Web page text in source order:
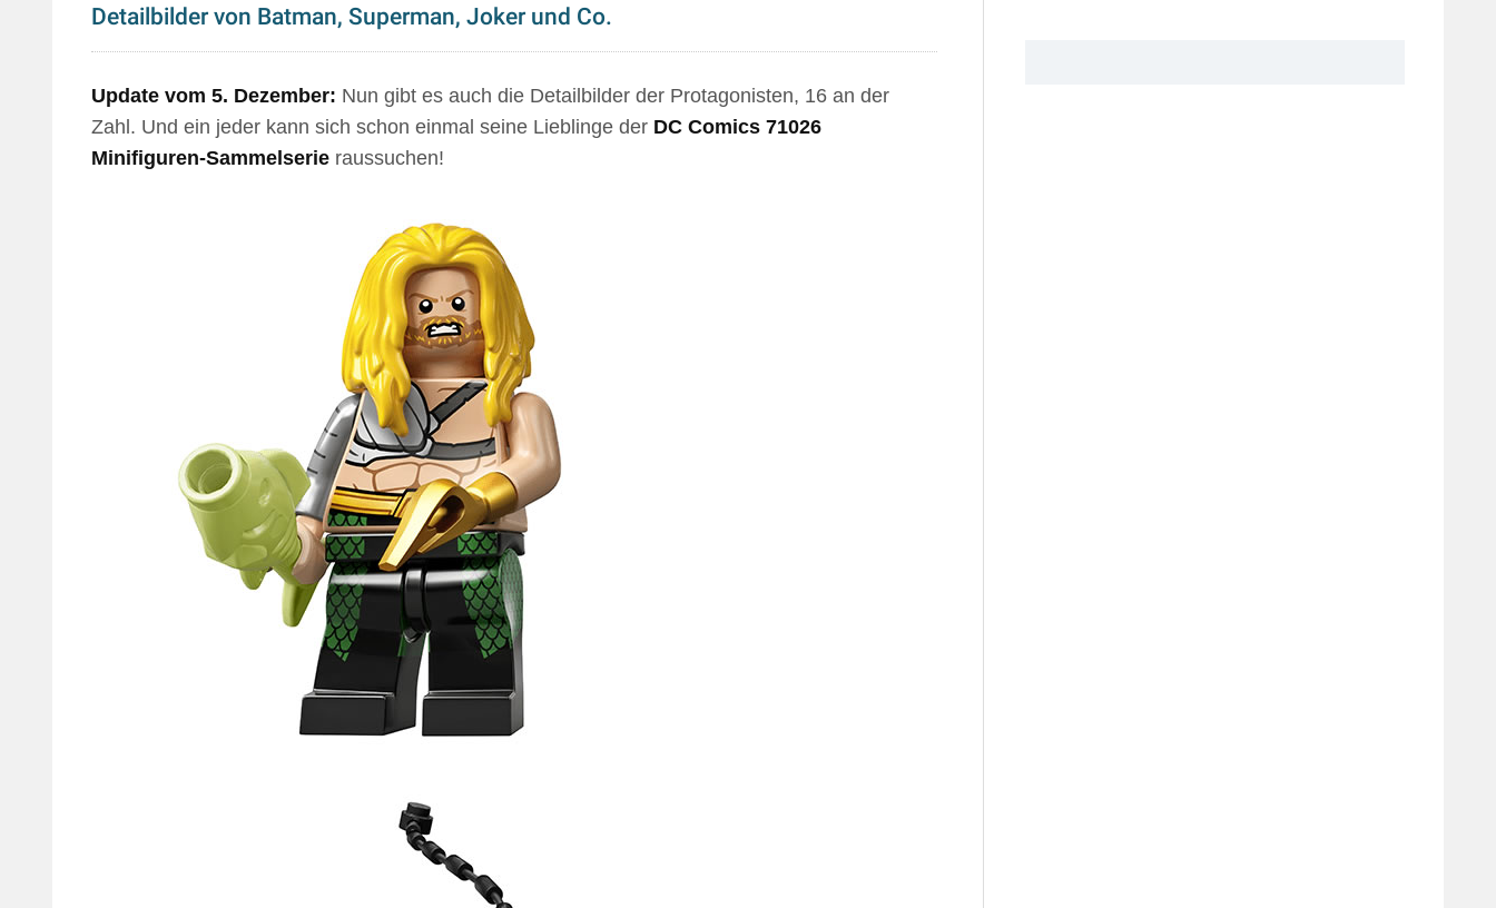
Detailbilder von Batman, Superman, Joker und Co.
Update vom 5. Dezember: Nun gibt es auch die Detailbilder der Protagonisten, 16 an der
Zahl. Und ein jeder kann sich schon einmal seine Lieblinge der DC Comics 71026
Minifiguren-Sammelserie raussuchen!